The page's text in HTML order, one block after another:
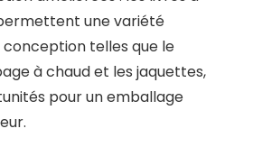
une variété
telles que le
à chaud et les jaquettes,
pour un emballage